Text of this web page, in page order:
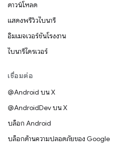
ดาวน์โหลด
แสดงพรีวิวไบนารี
อิมเมจเวอร์ชันโรงงาน
ไบนารีไดรเวอร์
เชื่อมต่อ
@Android บน X
@AndroidDev บน X
บล็อก Android
บล็อกด้านความปลอดภัยของ Google